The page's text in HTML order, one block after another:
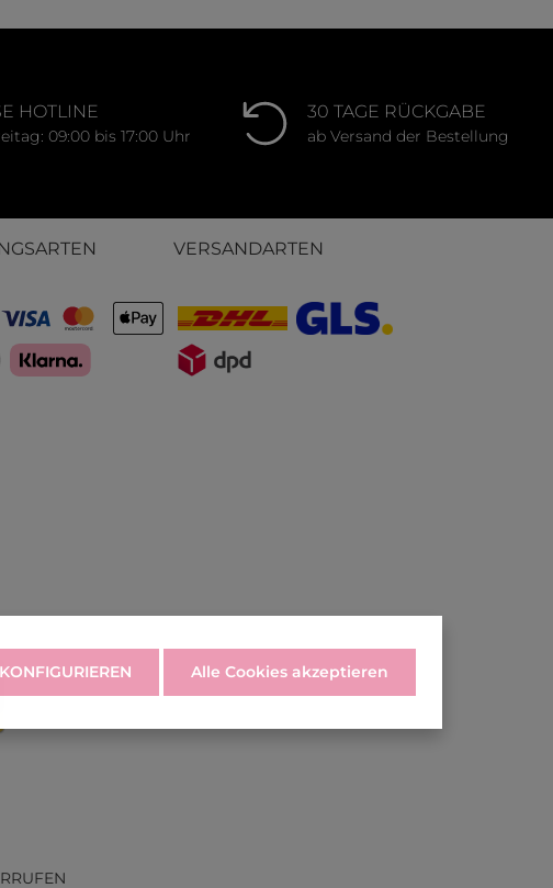
HOTLINE
09:00 bis 17:00 Uhr
30 TAGE RÜCKGABE
ab Versand der Bestellung
VERSANDARTEN
KONFIGURIEREN Alle Cookies akzeptieren